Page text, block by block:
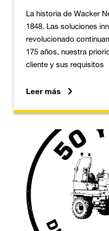
La historia de Wacker
1848. Las soluciones
revolucionado
175 años, nuestra
cliente y sus requisitos
Leer más